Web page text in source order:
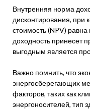
Внутренняя норма
дисконтирования, при
стоимость (NPV)
доходность принесет
выгодным является
Важно помнить, что
энергосберегающих
факторов, таких как
энергоносителей, тип